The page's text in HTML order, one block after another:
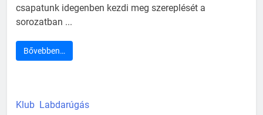
csapatunk idegenben kezdi meg szereplését a
sorozatban ...
Bővebben…
Klub Labdarúgás